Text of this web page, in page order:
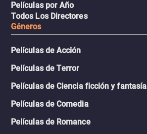
Películas por Año
Todos Los Directores
Géneros
Películas de Acción
Películas de Terror
Películas de Ciencia ficción y fantasía
Películas de Comedia
Películas de Romance